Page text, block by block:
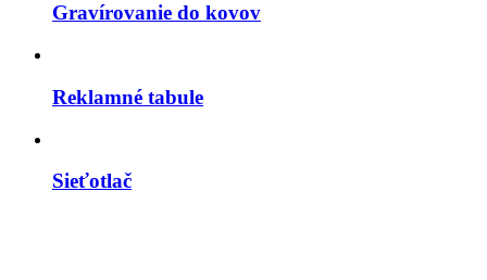
Gravírovanie do kovov
Reklamné tabule
Sieťotlač